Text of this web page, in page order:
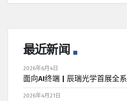
最近新闻
2026年6月4日
面向AI终端 | 辰瑞光学首展全
2026年4月21日